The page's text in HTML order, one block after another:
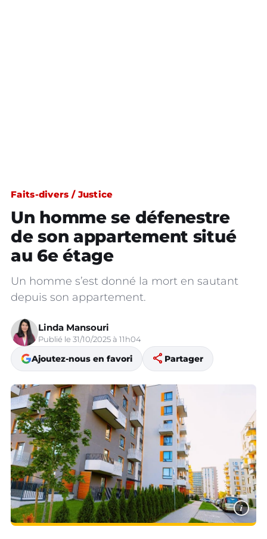
Faits-divers / Justice
Un homme se défenestre
de son appartement situé
au 6e étage
Un homme s’est donné la mort en sautant
depuis son appartement.
Linda Mansouri
Publié le 31/10/2025 à 11h04
Ajoutez-nous en favori share Partager
i